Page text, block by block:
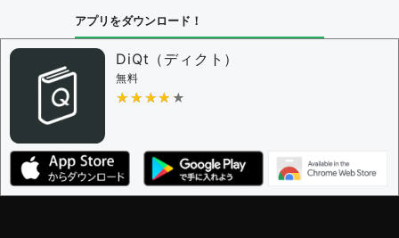
アプリをダウンロード！
DiQt（ディクト）
無料
★★★★★
★★★★★